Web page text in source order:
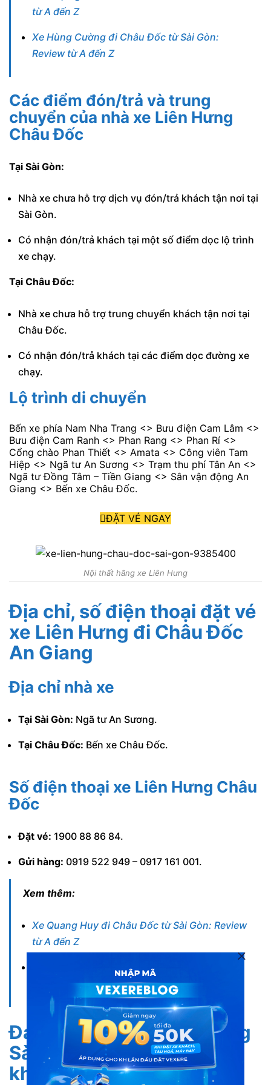
từ A đến Z
Xe Hùng Cường đi Châu Đốc từ Sài Gòn:
Review từ A đến Z
Các điểm đón/trả và trung
chuyển của nhà xe Liên Hưng
Châu Đốc
Tại Sài Gòn:
Nhà xe chưa hỗ trợ dịch vụ đón/trả khách tận nơi tại
Sài Gòn.
Có nhận đón/trả khách tại một số điểm dọc lộ trình
xe chạy.
Tại Châu Đốc:
Nhà xe chưa hỗ trợ trung chuyển khách tận nơi tại
Châu Đốc.
Có nhận đón/trả khách tại các điểm dọc đường xe
chạy.
Lộ trình di chuyển
Bến xe phía Nam Nha Trang <> Bưu điện Cam Lâm <>
Bưu điện Cam Ranh <> Phan Rang <> Phan Rí <>
Cổng chào Phan Thiết <> Amata <> Công viên Tam
Hiệp <> Ngã tư An Sương <> Trạm thu phí Tân An <>
Ngã tư Đồng Tâm – Tiền Giang <> Sân vận động An
Giang <> Bến xe Châu Đốc.
ĐẶT VÉ NGAY
Nội thất hãng xe Liên Hưng
Địa chỉ, số điện thoại đặt vé
xe Liên Hưng đi Châu Đốc
An Giang
Địa chỉ nhà xe
Tại Sài Gòn: Ngã tư An Sương.
Tại Châu Đốc: Bến xe Châu Đốc.
Số điện thoại xe Liên Hưng Châu
Đốc
Đặt vé: 1900 88 86 84.
Gửi hàng: 0919 522 949 – 0917 161 001.
Xem thêm:
Xe Quang Huy đi Châu Đốc từ Sài Gòn: Review
từ A đến Z
Xe đi Châu Đốc từ Sài Gòn: Review TOP các
hãng xe tốt nhất hiện nay
Đánh giá nhà xe Liên Hưng
Sài Gòn đến Châu Đốc từ
khách hàng